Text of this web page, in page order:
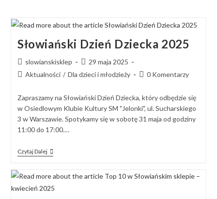
Słowiański Dzień Dziecka 2025
slowianskisklep
29 maja 2025
Aktualności / Dla dzieci i młodzieży 0 Komentarzy
Zapraszamy na Słowiański Dzień Dziecka, który odbędzie się
w Osiedlowym Klubie Kultury SM "Jelonki", ul. Sucharskiego
3 w Warszawie. Spotykamy się w sobotę 31 maja od godziny
11:00 do 17:00.…
Czytaj Dalej